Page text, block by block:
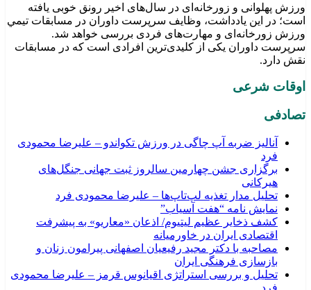
ورزش پهلوانی و زورخانه‌ای در سال‌های اخیر رونق خوبی یافته
است؛ در این یادداشت، وظایف سرپرست داوران در مسابقات تیمي
ورزش زورخانه‌ای و مهارت‌های فردی بررسی خواهد شد.
سرپرست داوران یکی از کلیدی‌ترین افرادی است که در مسابقات
نقش دارد.
اوقات شرعی
تصادفی
آنالیز ضربه آپ چاگی در ورزش تکواندو – علیرضا محمودی
فرد
برگزاری جشن چهارمین سالروز ثبت جهانی جنگل‌های
هیرکانی
تحلیل مدار تغذیه لپ‌تاپ‌ها – علیرضا محمودی فرد
نمایش نامه “هفت آسیاب”
کشف ذخایر عظیم لیتیوم/ اذعان «معاریو» به پیشرفت
اقتصادی ایران در خاورمیانه
مصاحبه با دکتر مجید رفیعیان اصفهانی پیرامون زنان و
بازسازی فرهنگی ایران
تحلیل و بررسی استراتژی اقیانوس قرمز – علیرضا محمودی
فرد